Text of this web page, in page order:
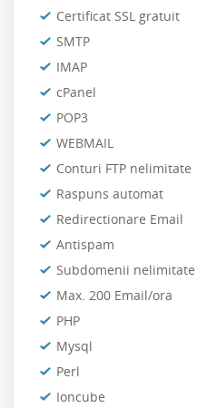
Certificat SSL gratuit
SMTP
IMAP
cPanel
POP3
WEBMAIL
Conturi FTP nelimitate
Raspuns automat
Redirectionare Email
Antispam
Subdomenii nelimitate
Max. 200 Email/ora
PHP
Mysql
Perl
Ioncube